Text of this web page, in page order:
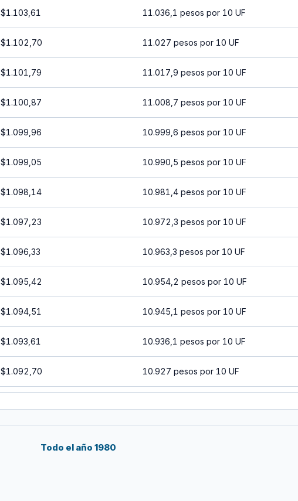
$1.103,61 11.036,1 pesos por 10 UF
$1.102,70 11.027 pesos por 10 UF
$1.101,79 11.017,9 pesos por 10 UF
$1.100,87 11.008,7 pesos por 10 UF
$1.099,96 10.999,6 pesos por 10 UF
$1.099,05 10.990,5 pesos por 10 UF
$1.098,14 10.981,4 pesos por 10 UF
$1.097,23 10.972,3 pesos por 10 UF
$1.096,33 10.963,3 pesos por 10 UF
$1.095,42 10.954,2 pesos por 10 UF
$1.094,51 10.945,1 pesos por 10 UF
$1.093,61 10.936,1 pesos por 10 UF
$1.092,70 10.927 pesos por 10 UF
Todo el año 1980